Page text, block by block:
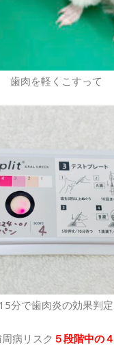
歯肉を軽くこすって
15分で歯肉炎の効果判定
病リスク ５段階中の４